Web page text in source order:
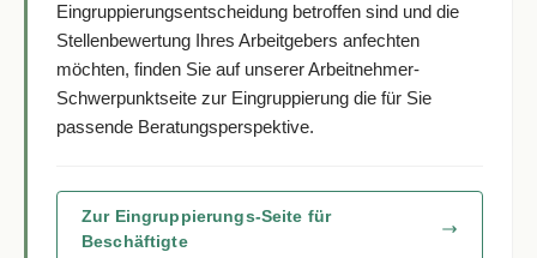
Eingruppierungsentscheidung betroffen sind und die
Stellenbewertung Ihres Arbeitgebers anfechten
möchten, finden Sie auf unserer Arbeitnehmer-
Schwerpunktseite zur Eingruppierung die für Sie
passende Beratungsperspektive.
Zur Eingruppierungs-Seite für
Beschäftigte